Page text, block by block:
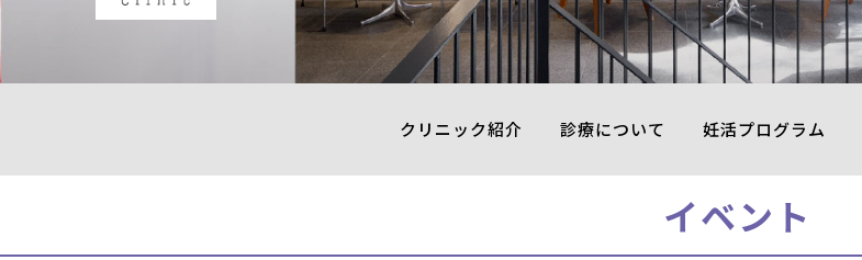
クリニック紹介 診療について 妊活プログラム
イベント